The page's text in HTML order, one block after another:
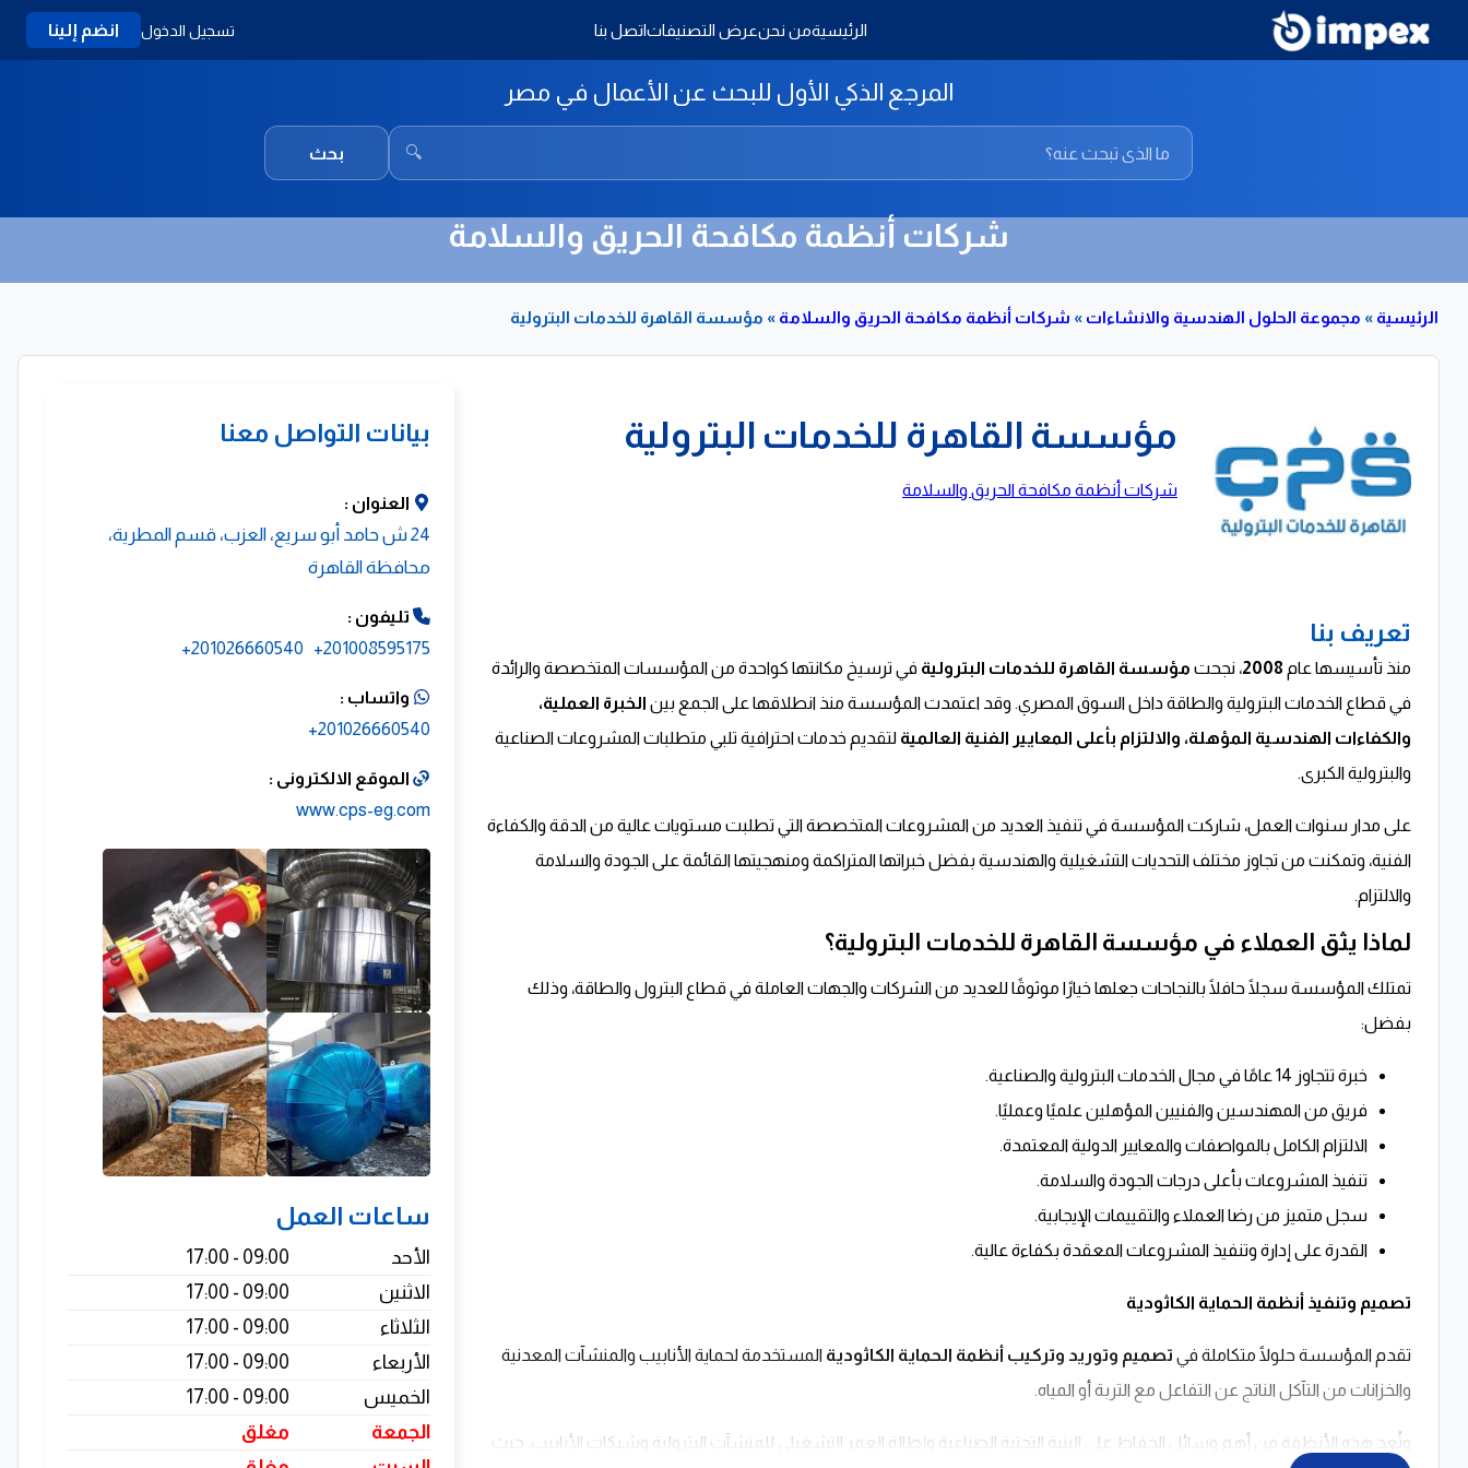
الرئيسيةمن نحنعرض التصنيفاتاتصل بنا تسجيل الدخول انضم إلينا
المرجع الذكي الأول للبحث عن الأعمال في مصر
🔍 بحث
شركات أنظمة مكافحة الحريق والسلامة
الرئيسية » مجموعة الحلول الهندسية والانشاءات » شركات أنظمة مكافحة الحريق والسلامة » مؤسسة القاهرة للخدمات البترولية
مؤسسة القاهرة للخدمات البترولية
شركات أنظمة مكافحة الحريق والسلامة
تعريف بنا
منذ تأسيسها عام 2008، نجحت مؤسسة القاهرة للخدمات البترولية في ترسيخ مكانتها كواحدة من المؤسسات المتخصصة والرائدة
في قطاع الخدمات البترولية والطاقة داخل السوق المصري. وقد اعتمدت المؤسسة منذ انطلاقها على الجمع بين الخبرة العملية،
والكفاءات الهندسية المؤهلة، والالتزام بأعلى المعايير الفنية العالمية لتقديم خدمات احترافية تلبي متطلبات المشروعات الصناعية
والبترولية الكبرى.
على مدار سنوات العمل، شاركت المؤسسة في تنفيذ العديد من المشروعات المتخصصة التي تطلبت مستويات عالية من الدقة والكفاءة
الفنية، وتمكنت من تجاوز مختلف التحديات التشغيلية والهندسية بفضل خبراتها المتراكمة ومنهجيتها القائمة على الجودة والسلامة
والالتزام.
لماذا يثق العملاء في مؤسسة القاهرة للخدمات البترولية؟
تمتلك المؤسسة سجلًا حافلًا بالنجاحات جعلها خيارًا موثوقًا للعديد من الشركات والجهات العاملة في قطاع البترول والطاقة، وذلك
بفضل:
خبرة تتجاوز 14 عامًا في مجال الخدمات البترولية والصناعية.
فريق من المهندسين والفنيين المؤهلين علميًا وعمليًا.
الالتزام الكامل بالمواصفات والمعايير الدولية المعتمدة.
تنفيذ المشروعات بأعلى درجات الجودة والسلامة.
سجل متميز من رضا العملاء والتقييمات الإيجابية.
القدرة على إدارة وتنفيذ المشروعات المعقدة بكفاءة عالية.
تصميم وتنفيذ أنظمة الحماية الكاثودية
تقدم المؤسسة حلولًا متكاملة في تصميم وتوريد وتركيب أنظمة الحماية الكاثودية المستخدمة لحماية الأنابيب والمنشآت المعدنية
والخزانات من التآكل الناتج عن التفاعل مع التربة أو المياه.
وتُعد هذه الأنظمة من أهم وسائل الحفاظ على البنية التحتية الصناعية وإطالة العمر التشغيلي للمنشآت البترولية وشبكات الأنابيب، حيث
بيانات التواصل معنا
العنوان :
24 ش حامد أبو سريع، العزب، قسم المطرية،
محافظة القاهرة‬
تليفون :
201008595175+
201026660540+
واتساب :
201026660540+
الموقع الالكترونى :
www.cps-eg.com
ساعات العمل
الأحد
09:00 - 17:00
الاثنين
09:00 - 17:00
الثلاثاء
09:00 - 17:00
الأربعاء
09:00 - 17:00
الخميس
09:00 - 17:00
الجمعة
مغلق